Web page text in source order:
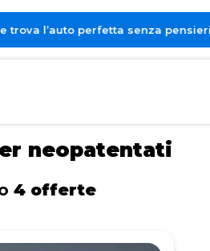
perfetta senza pensieri. ❤️
neopatentati
4 offerte